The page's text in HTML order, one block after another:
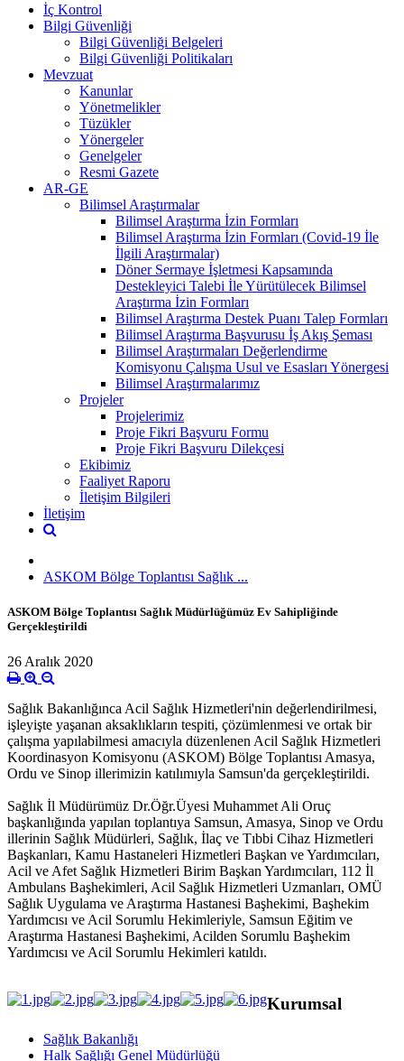
İç Kontrol
Bilgi Güvenliği
Bilgi Güvenliği Belgeleri
Bilgi Güvenliği Politikaları
Mevzuat
Kanunlar
Yönetmelikler
Tüzükler
Yönergeler
Genelgeler
Resmi Gazete
AR-GE
Bilimsel Araştırmalar
Bilimsel Araştırma İzin Formları
Bilimsel Araştırma İzin Formları (Covid-19 İle
İlgili Araştırmalar)
Döner Sermaye İşletmesi Kapsamında
Destekleyici Talebi İle Yürütülecek Bilimsel
Araştırma İzin Formları
Bilimsel Araştırma Destek Puanı Talep Formları
Bilimsel Araştırma Başvurusu İş Akış Şeması
Bilimsel Araştırmaları Değerlendirme
Komisyonu Çalışma Usul ve Esasları Yönergesi
Bilimsel Araştırmalarımız
Projeler
Projelerimiz
Proje Fikri Başvuru Formu
Proje Fikri Başvuru Dilekçesi
Ekibimiz
Faaliyet Raporu
İletişim Bilgileri
İletişim
ASKOM Bölge Toplantısı Sağlık ...
ASKOM Bölge Toplantısı Sağlık Müdürlüğümüz Ev Sahipliğinde
Gerçekleştirildi
26 Aralık 2020
Sağlık Bakanlığınca Acil Sağlık Hizmetleri'nin değerlendirilmesi,
işleyişte yaşanan aksaklıkların tespiti, çözümlenmesi ve ortak bir
çalışma yapılabilmesi amacıyla düzenlenen Acil Sağlık Hizmetleri
Koordinasyon Komisyonu (ASKOM) Bölge Toplantısı Amasya,
Ordu ve Sinop illerimizin katılımıyla Samsun'da gerçekleştirildi.
Sağlık İl Müdürümüz Dr.Öğr.Üyesi Muhammet Ali Oruç
başkanlığında yapılan toplantıya Samsun, Amasya, Sinop ve Ordu
illerinin Sağlık Müdürleri, Sağlık, İlaç ve Tıbbi Cihaz Hizmetleri
Başkanları, Kamu Hastaneleri Hizmetleri Başkan ve Yardımcıları,
Acil ve Afet Sağlık Hizmetleri Birim Başkan Yardımcıları, 112 İl
Ambulans Başhekimleri, Acil Sağlık Hizmetleri Uzmanları, OMÜ
Sağlık Uygulama ve Araştırma Hastanesi Başhekimi, Başhekim
Yardımcısı ve Acil Sorumlu Hekimleriyle, Samsun Eğitim ve
Araştırma Hastanesi Başhekimi, Acilden Sorumlu Başhekim
Yardımcısı ve Acil Sorumlu Hekimleri katıldı.
Kurumsal
Sağlık Bakanlığı
Halk Sağlığı Genel Müdürlüğü